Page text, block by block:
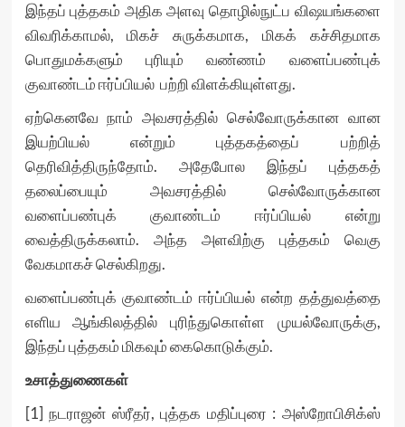
இந்தப் புத்தகம் அதிக அளவு தொழில்நுட்ப விஷயங்களை
விவரிக்காமல், மிகச் சுருக்கமாக, மிகக் கச்சிதமாக
பொதுமக்களும் புரியும் வண்ணம் வளைப்பண்புக்
குவாண்டம் ஈர்ப்பியல் பற்றி விளக்கியுள்ளது.
ஏற்கெனவே நாம் அவசரத்தில் செல்வோருக்கான வான
இயற்பியல் என்றும் புத்தகத்தைப் பற்றித்
தெரிவித்திருந்தோம். அதேபோல இந்தப் புத்தகத்
தலைப்பையும் அவசரத்தில் செல்வோருக்கான
வளைப்பண்புக் குவாண்டம் ஈர்ப்பியல் என்று
வைத்திருக்கலாம். அந்த அளவிற்கு புத்தகம் வெகு
வேகமாகச் செல்கிறது.
வளைப்பண்புக் குவாண்டம் ஈர்ப்பியல் என்ற தத்துவத்தை
எளிய ஆங்கிலத்தில் புரிந்துகொள்ள முயல்வோருக்கு,
இந்தப் புத்தகம் மிகவும் கைகொடுக்கும்.
உசாத்துணைகள்
[1] நடராஜன் ஸ்ரீதர், புத்தக மதிப்புரை : அஸ்றோபிசிக்ஸ்